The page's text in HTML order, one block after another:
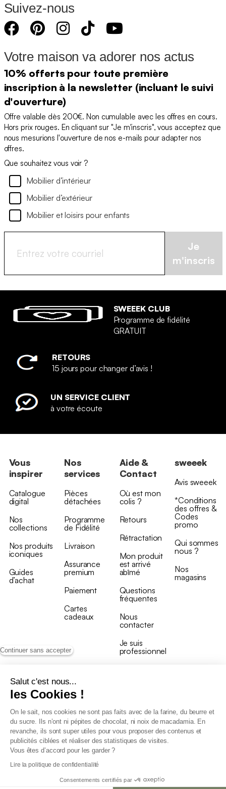
Continuer sans accepter
Salut c'est nous...
les Cookies !
On le sait, nos cookies ne sont pas faits avec de la farine, du beurre et
du sucre. Ils n’ont ni pépites de chocolat, ni noix de macadamia. En
revanche, ils sont super utiles pour vous proposer des contenus et
publicités ciblées et réaliser des statistiques de visites.
Vous êtes d’accord pour les garder ?
Lire la politique de confidentialité
Consentements certifiés par
Suivez-nous
Votre maison va adorer nos actus
10% offerts pour toute première
inscription à la newsletter (incluant le suivi
d'ouverture)
Offre valable dès 200€. Non cumulable avec les offres en cours.
Hors prix rouges. En cliquant sur "Je m'inscris", vous acceptez que
nous mesurions l'ouverture de nos e-mails pour adapter nos
offres.
Que souhaitez vous voir ?
Mobilier d’intérieur
Mobilier d’extérieur
Mobilier et loisirs pour enfants
Je
m'inscris
SWEEEK CLUB
Programme de fidélité
GRATUIT
RETOURS
15 jours pour changer d’avis !
UN SERVICE CLIENT
à votre écoute
Vous
inspirer
Catalogue
digital
Nos
collections
Nos produits
iconiques
Guides
d’achat
Nos
services
Pièces
détachées
Programme
de Fidélité
Livraison
Assurance
premium
Paiement
Cartes
cadeaux
Aide &
Contact
Où est mon
colis ?
Retours
Rétractation
Mon produit
est arrivé
abîmé
Questions
fréquentes
Nous
contacter
Je suis
professionnel
sweeek
Avis sweeek
*Conditions
des offres &
Codes
promo
Qui sommes
nous ?
Nos
magasins
Conditions générales de vente
Conditions générales du programme de fidélité
Charte de données personnelles
Conditions générales de vente Pro
Déclaration d’accessibilité